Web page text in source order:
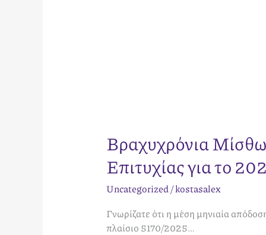
Βραχυχρόνια
Επιτυχίας για το
Uncategorized /kostasalex
Γνωρίζατε ότι η μέση μηνιαία
πλαίσιο 5170/2025…